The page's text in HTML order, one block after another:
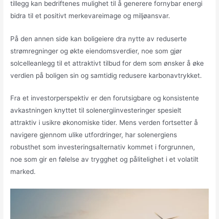
tillegg kan bedriftenes mulighet til å generere fornybar energi
bidra til et positivt merkevareimage og miljøansvar.
På den annen side kan boligeiere dra nytte av reduserte
strømregninger og økte eiendomsverdier, noe som gjør
solcelleanlegg til et attraktivt tilbud for dem som ønsker å øke
verdien på boligen sin og samtidig redusere karbonavtrykket.
Fra et investorperspektiv er den forutsigbare og konsistente
avkastningen knyttet til solenergiinvesteringer spesielt
attraktiv i usikre økonomiske tider. Mens verden fortsetter å
navigere gjennom ulike utfordringer, har solenergiens
robusthet som investeringsalternativ kommet i forgrunnen,
noe som gir en følelse av trygghet og pålitelighet i et volatilt
marked.